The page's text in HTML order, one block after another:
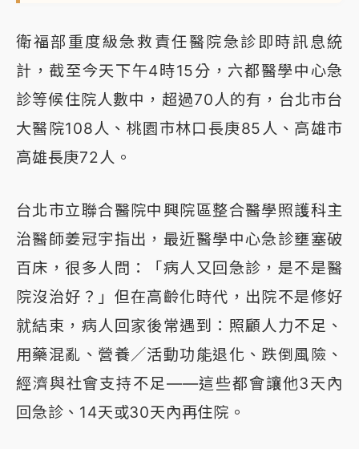
衛福部重度級急救責任醫院急診即時訊息統
計，截至今天下午4時15分，六都醫學中心急
診等候住院人數中，超過70人的有，台北市台
大醫院108人、桃園市林口長庚85人、高雄市
高雄長庚72人。
台北市立聯合醫院中興院區整合醫學照護科主
治醫師姜冠宇指出，最近醫學中心急診壅塞破
百床，很多人問：「病人又回急診，是不是醫
院沒治好？」但在高齡化時代，出院不是修好
就結束，病人回家後常遇到：照顧人力不足、
用藥混亂、營養／活動功能退化、跌倒風險、
經濟與社會支持不足——這些都會讓他3天內
回急診、14天或30天內再住院。